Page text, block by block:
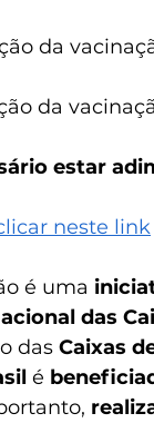
da
da
estar
neste link
é uma
das
das Caixas
é